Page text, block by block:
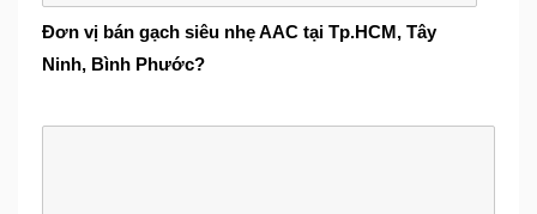
Đơn vị bán gạch siêu nhẹ AAC tại Tp.HCM, Tây
Ninh, Bình Phước?